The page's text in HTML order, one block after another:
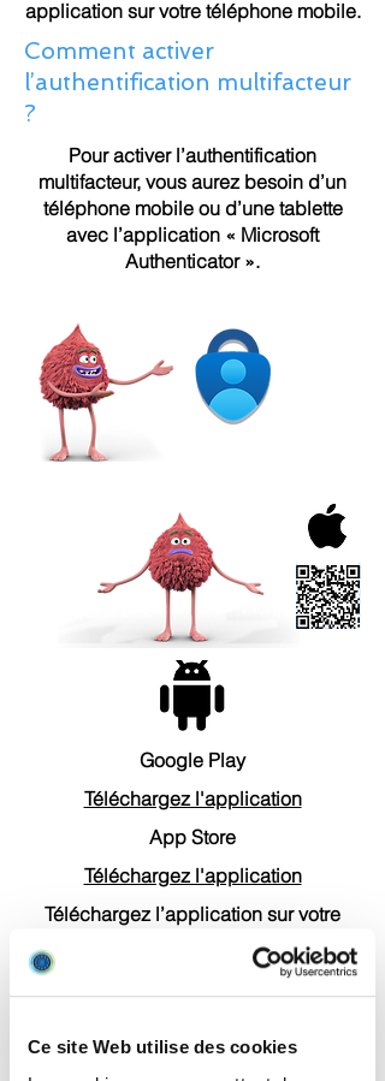
Ce site Web utilise des cookies
application sur votre téléphone mobile.
Comment activer
l’authentification multifacteur
?
Pour activer l’authentification
multifacteur, vous aurez besoin d’un
téléphone mobile ou d’une tablette
avec l’application « Microsoft
Authenticator ».
Google Play
Téléchargez l'application
App Store
Téléchargez l'application
Téléchargez l’application sur votre
Scannez le code QR avec votre
appareil mobile Android ou iOS.
http://aka.ms/setupmfa et connectez-